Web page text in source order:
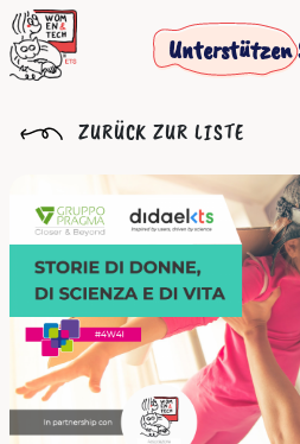
Unterstützen
ZURÜCK ZUR LISTE